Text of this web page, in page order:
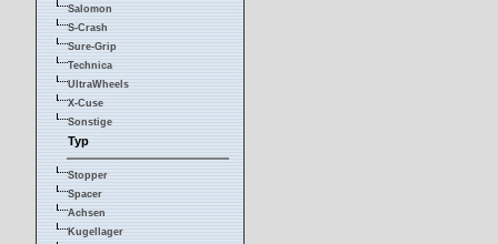
Salomon
S-Crash
Sure-Grip
Technica
UltraWheels
X-Cuse
Sonstige
Typ
Stopper
Spacer
Achsen
Kugellager